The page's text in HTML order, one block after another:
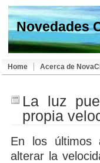
Novedades
Home Acerca de
La luz
propia
En los últimos
alterar la